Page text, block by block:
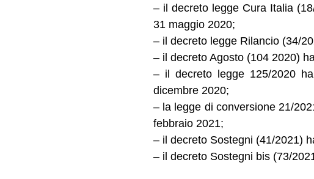
– il decreto legge Cura Italia
31 maggio 2020;
– il decreto legge Rilancio (34/
– il decreto Agosto (104 2020)
– il decreto legge 125/2020
dicembre 2020;
– la legge di conversione 21/
febbraio 2021;
– il decreto Sostegni (41/2021)
– il decreto Sostegni bis (73/